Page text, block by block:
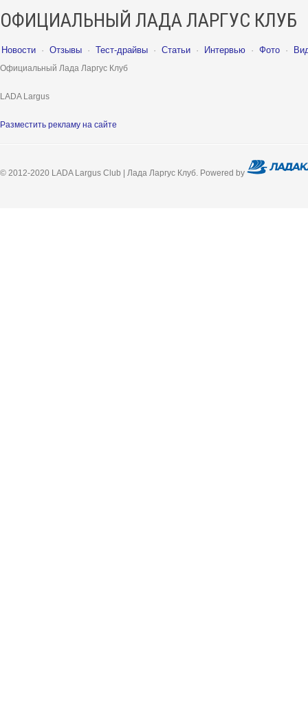
ОФИЦИАЛЬНЫЙ ЛАДА ЛАРГУС КЛУБ
Новости · Отзывы · Тест-драйвы · Статьи · Интервью · Фото ·
Официальный Лада Ларгус Клуб
LADA Largus
Разместить рекламу на сайте
© 2012-2020 LADA Largus Club | Лада Ларгус Клуб. Powered by